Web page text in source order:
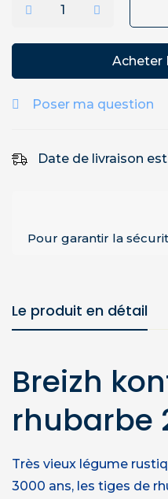
Acheter
Poser ma question
Date de livraison
Pour garantir la
Le produit en détail
Breizh
rhubarbe
Très vieux légume
3000 ans, les tiges de